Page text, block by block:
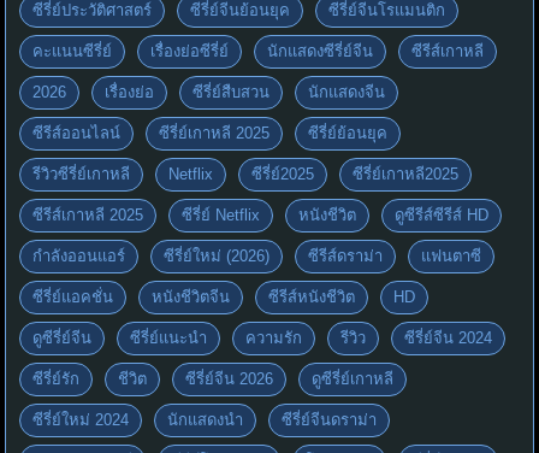
ซีรี่ย์ประวัติศาสตร์ ซีรี่ย์จีนย้อนยุค ซีรี่ย์จีนโรแมนติก
คะแนนซีรี่ย์ เรื่องย่อซีรี่ย์ นักแสดงซีรี่ย์จีน ซีรีส์เกาหลี
2026 เรื่องย่อ ซีรี่ย์สืบสวน นักแสดงจีน
ซีรีส์ออนไลน์ ซีรี่ย์เกาหลี 2025 ซีรี่ย์ย้อนยุค
รีวิวซีรี่ย์เกาหลี Netflix ซีรี่ย์2025 ซีรี่ย์เกาหลี2025
ซีรีส์เกาหลี 2025 ซีรี่ย์ Netflix หนังชีวิต ดูซีรีส์ซีรีส์ HD
กำลังออนแอร์ ซีรี่ย์ใหม่ (2026) ซีรีส์ดราม่า แฟนตาซี
ซีรี่ย์แอคชั่น หนังชีวิตจีน ซีรีส์หนังชีวิต HD
ดูซีรี่ย์จีน ซีรี่ย์แนะนำ ความรัก รีวิว ซีรี่ย์จีน 2024
ซีรี่ย์รัก ชีวิต ซีรี่ย์จีน 2026 ดูซีรี่ย์เกาหลี
ซีรี่ย์ใหม่ 2024 นักแสดงนำ ซีรี่ย์จีนดราม่า